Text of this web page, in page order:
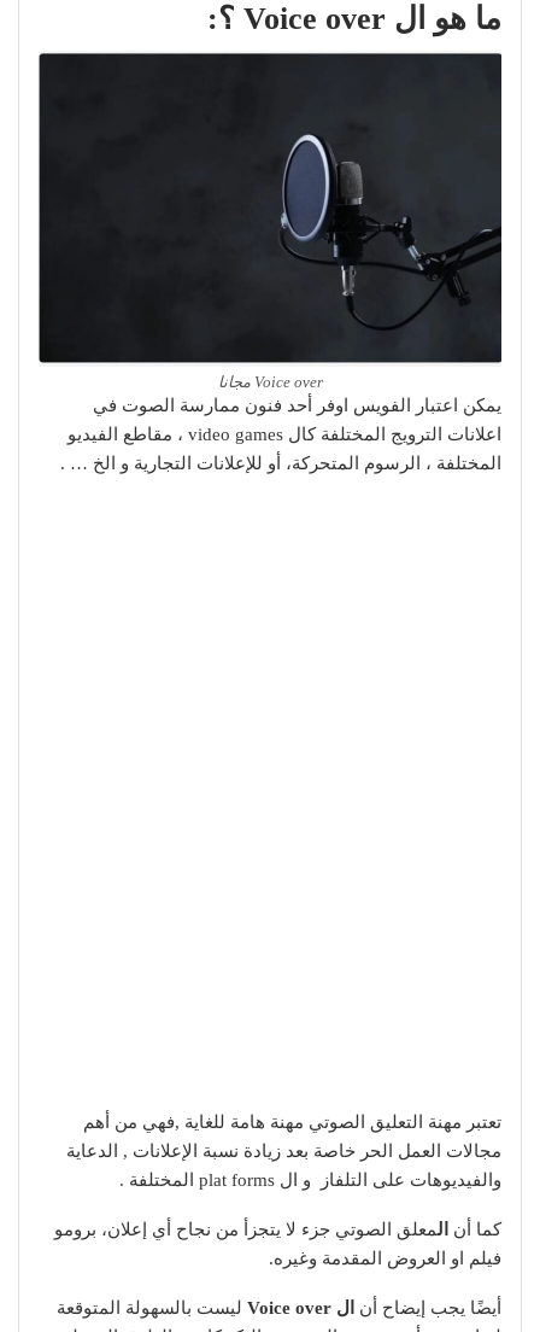
ما هو ال Voice over ؟:
Voice over مجانا
يمكن اعتبار الفويس اوفر أحد فنون ممارسة الصوت في
اعلانات الترويج المختلفة كال video games ، مقاطع الفيديو
المختلفة ، الرسوم المتحركة، أو للإعلانات التجارية و الخ … .
تعتبر مهنة التعليق الصوتي مهنة هامة للغاية ,فهي من أهم
مجالات العمل الحر خاصة بعد زيادة نسبة الإعلانات , الدعاية
والفيديوهات على التلفاز و ال plat forms المختلفة .
كما أن المعلق الصوتي جزء لا يتجزأ من نجاح أي إعلان، برومو
فيلم او العروض المقدمة وغيره.
أيضًا يجب إيضاح أن ال Voice over
ليست بالسهولة المتوقعة